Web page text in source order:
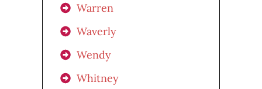
Warren
Waverly
Wendy
Whitney